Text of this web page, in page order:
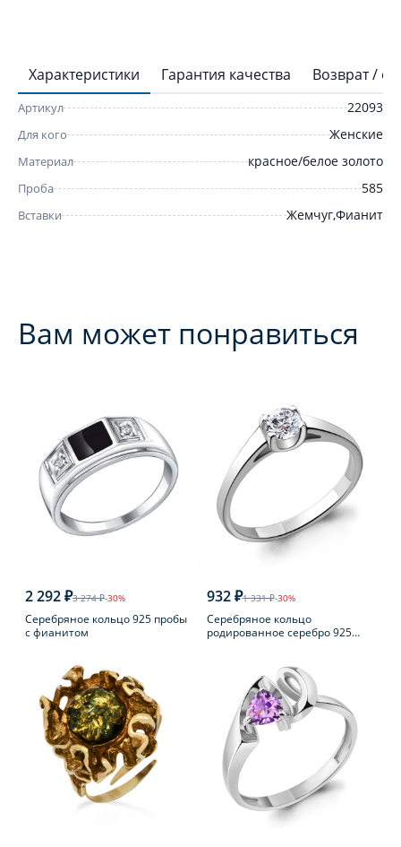
Характеристики Гарантия качества Возврат /
Артикул 22093
Для кого Женские
Материал красное/белое золото
Проба 585
Вставки Жемчуг,Фианит
Вам может понравиться
2 292 ₽3 274 ₽-30%
Серебряное кольцо 925 пробы
с фианитом
932 ₽1 331 ₽-30%
Серебряное кольцо
родированное серебро 925